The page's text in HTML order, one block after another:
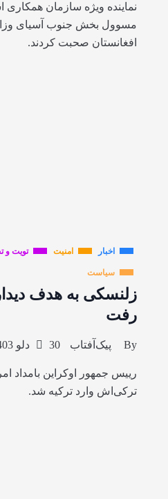
نماینده ویژه سازمان همکاری
مسوول بخش جنوب آسیای
افغانستان صحبت کردند.
اخبار امنیت تویت و
سیاست
زلنسکی به هدف دیدار
رفت
By پیک‌آفتاب 30 دلو 1403
رییس جمهور اوکراین بامداد
ترکی‌اش وارد ترکیه شد.